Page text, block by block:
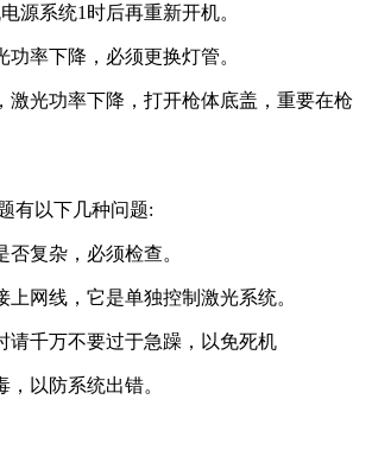
源系统1时后再重新开机。
功率下降，必须更换灯管。
激光功率下降，打开枪体底盖，重要在枪
有以下几种问题:
否复杂，必须检查。
上网线，它是单独控制激光系统。
请千万不要过于急躁，以免死机
以防系统出错。